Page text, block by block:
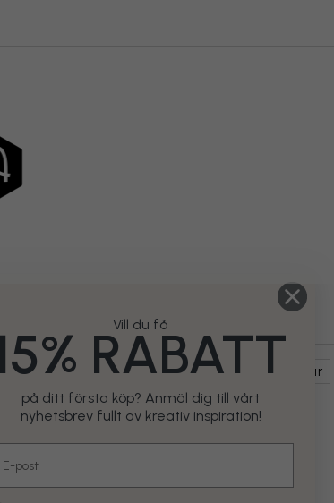
& Formgivning Kända Konstverk
Målningar
Vill du få
RABATT
på ditt första köp? Anmäl dig till vårt
nyhetsbrev fullt av kreativ inspiration!